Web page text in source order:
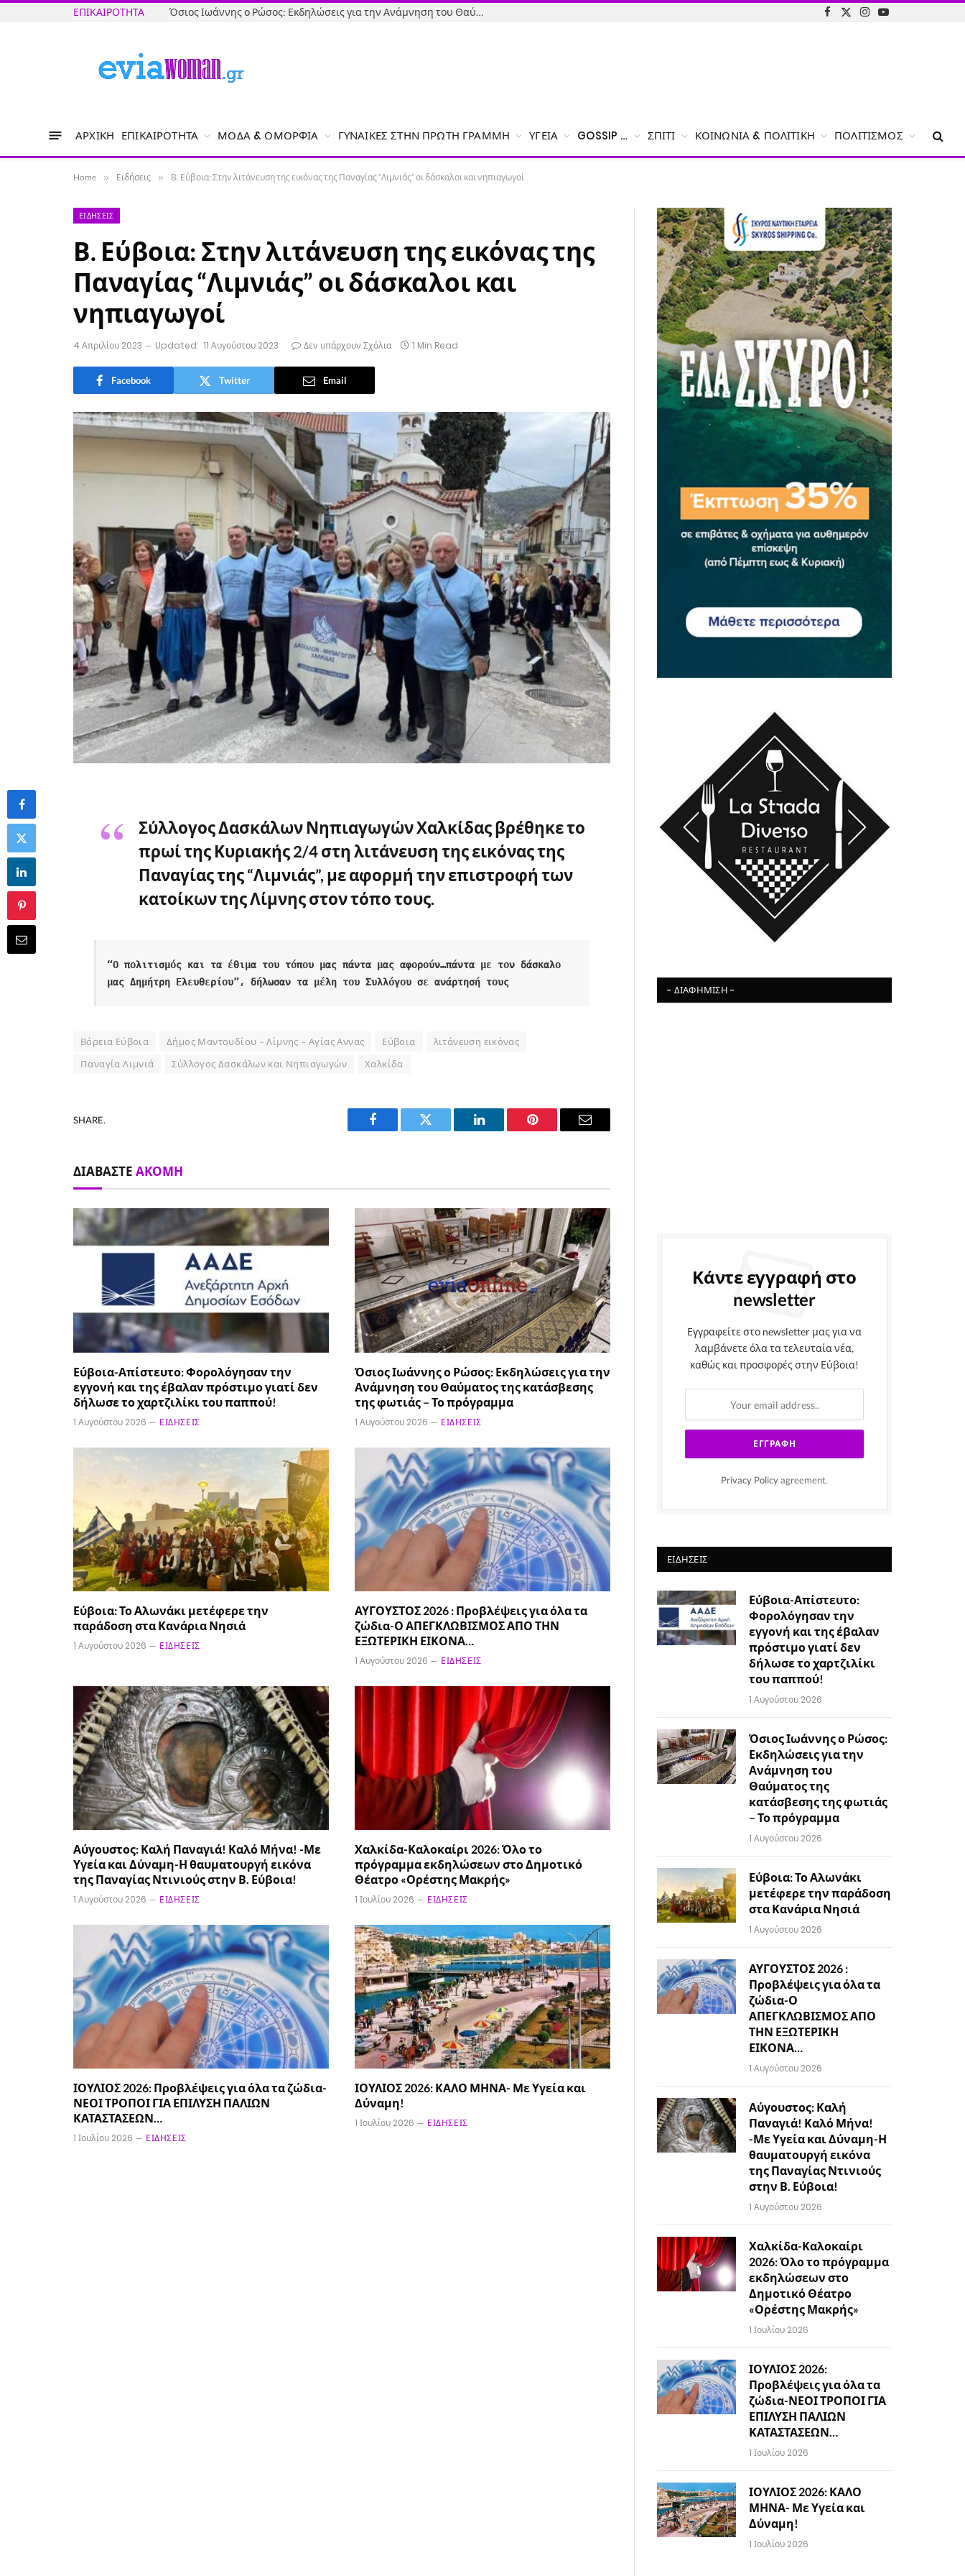
ΕΠΙΚΑΙΡΌΤΗΤΑ Όσιος Ιωάννης ο Ρώσος: Εκδηλώσεις για την Ανάμνηση του Θαύματος της κατάσβεσης της φωτιάς – Το πρόγραμμα
Facebook
X
Instagram
YouTube
ΑΡΧΙΚΉ ΕΠΙΚΑΙΡΌΤΗΤΑ ΜΌΔΑ & ΟΜΟΡΦΙΆ ΓΥΝΑΊΚΕΣ ΣΤΗΝ ΠΡΏΤΗ ΓΡΑΜΜΉ ΥΓΕΊΑ GOSSIP … ΣΠΊΤΙ ΚΟΙΝΩΝΊΑ & ΠΟΛΙΤΙΚΉ ΠΟΛΙΤΙΣΜΌΣ
Home » Ειδήσεις » Β. Εύβοια: Στην λιτάνευση της εικόνας της Παναγίας “Λιμνιάς” οι δάσκαλοι και νηπιαγωγοί
ΕΙΔΉΣΕΙΣ
Β. Εύβοια: Στην λιτάνευση της εικόνας της
Παναγίας “Λιμνιάς” οι δάσκαλοι και
νηπιαγωγοί
4 Απριλίου 2023 Updated: 11 Αυγούστου 2023 Δεν υπάρχουν Σχόλια 1 Min Read
Facebook Twitter Email
Σύλλογος Δασκάλων Νηπιαγωγών Χαλκίδας βρέθηκε το
πρωί της Κυριακής 2/4 στη λιτάνευση της εικόνας της
Παναγίας της “Λιμνιάς”, με αφορμή την επιστροφή των
κατοίκων της Λίμνης στον τόπο τους.
“Ο πολιτισμός και τα έθιμα του τόπου μας πάντα μας αφορούν…πάντα με τον δάσκαλο
μας Δημήτρη Ελευθερίου”, δήλωσαν τα μέλη του Συλλόγου σε ανάρτησή τους
Βόρεια Εύβοια Δήμος Μαντουδίου – Λίμνης – Αγίας Αννας Εύβοια
λιτάνευση εικόνας
Παναγία Λιμνιά
Σύλλογος Δασκάλων και Νηπιαγωγών Χαλκίδα
SHARE.
Facebook Twitter LinkedIn Pinterest Email
ΔΙΑΒΆΣΤΕ ΑΚΌΜΗ
Εύβοια-Απίστευτο: Φορολόγησαν την
εγγονή και της έβαλαν πρόστιμο γιατί δεν
δήλωσε το χαρτζιλίκι του παππού!
1 Αυγούστου 2026 ΕΙΔΉΣΕΙΣ
Όσιος Ιωάννης ο Ρώσος: Εκδηλώσεις για την
Ανάμνηση του Θαύματος της κατάσβεσης
της φωτιάς – Το πρόγραμμα
1 Αυγούστου 2026 ΕΙΔΉΣΕΙΣ
Εύβοια: Το Αλωνάκι μετέφερε την
παράδοση στα Κανάρια Νησιά
1 Αυγούστου 2026 ΕΙΔΉΣΕΙΣ
ΑΥΓΟΥΣΤΟΣ 2026 : Προβλέψεις για όλα τα
ζώδια-Ο ΑΠΕΓΚΛΩΒΙΣΜΟΣ ΑΠΟ ΤΗΝ
ΕΞΩΤΕΡΙΚΗ ΕΙΚΟΝΑ…
1 Αυγούστου 2026 ΕΙΔΉΣΕΙΣ
Αύγουστος: Καλή Παναγιά! Καλό Μήνα! -Με
Υγεία και Δύναμη-Η θαυματουργή εικόνα
της Παναγίας Ντινιούς στην Β. Εύβοια!
1 Αυγούστου 2026 ΕΙΔΉΣΕΙΣ
Χαλκίδα-Καλοκαίρι 2026: Όλο το
πρόγραμμα εκδηλώσεων στο Δημοτικό
Θέατρο «Ορέστης Μακρής»
1 Ιουλίου 2026 ΕΙΔΉΣΕΙΣ
ΙΟΥΛΙΟΣ 2026: Προβλέψεις για όλα τα ζώδια-
ΝΕΟΙ ΤΡΟΠΟΙ ΓΙΑ ΕΠΙΛΥΣΗ ΠΑΛΙΩΝ
ΚΑΤΑΣΤΑΣΕΩΝ…
1 Ιουλίου 2026 ΕΙΔΉΣΕΙΣ
ΙΟΥΛΙΟΣ 2026: ΚΑΛΟ ΜΗΝΑ- Με Υγεία και
Δύναμη!
1 Ιουλίου 2026 ΕΙΔΉΣΕΙΣ
- ΔΙΑΦΉΜΙΣΗ -
Κάντε εγγραφή στο
newsletter
Εγγραφείτε στο newsletter μας για να
λαμβάνετε όλα τα τελευταία νέα,
καθώς και προσφορές στην Εύβοια!
Privacy Policy agreement.
ΕΙΔΉΣΕΙΣ
Εύβοια-Απίστευτο:
Φορολόγησαν την
εγγονή και της έβαλαν
πρόστιμο γιατί δεν
δήλωσε το χαρτζιλίκι
του παππού!
1 Αυγούστου 2026
Όσιος Ιωάννης ο Ρώσος:
Εκδηλώσεις για την
Ανάμνηση του
Θαύματος της
κατάσβεσης της φωτιάς
– Το πρόγραμμα
1 Αυγούστου 2026
Εύβοια: Το Αλωνάκι
μετέφερε την παράδοση
στα Κανάρια Νησιά
1 Αυγούστου 2026
ΑΥΓΟΥΣΤΟΣ 2026 :
Προβλέψεις για όλα τα
ζώδια-Ο
ΑΠΕΓΚΛΩΒΙΣΜΟΣ ΑΠΟ
ΤΗΝ ΕΞΩΤΕΡΙΚΗ
ΕΙΚΟΝΑ…
1 Αυγούστου 2026
Αύγουστος: Καλή
Παναγιά! Καλό Μήνα!
-Με Υγεία και Δύναμη-Η
θαυματουργή εικόνα
της Παναγίας Ντινιούς
στην Β. Εύβοια!
1 Αυγούστου 2026
Χαλκίδα-Καλοκαίρι
2026: Όλο το πρόγραμμα
εκδηλώσεων στο
Δημοτικό Θέατρο
«Ορέστης Μακρής»
1 Ιουλίου 2026
ΙΟΥΛΙΟΣ 2026:
Προβλέψεις για όλα τα
ζώδια-ΝΕΟΙ ΤΡΟΠΟΙ ΓΙΑ
ΕΠΙΛΥΣΗ ΠΑΛΙΩΝ
ΚΑΤΑΣΤΑΣΕΩΝ…
1 Ιουλίου 2026
ΙΟΥΛΙΟΣ 2026: ΚΑΛΟ
ΜΗΝΑ- Με Υγεία και
Δύναμη!
1 Ιουλίου 2026